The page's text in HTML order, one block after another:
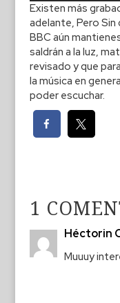
Existen más
adelante, Pero Sin
BBC aún
saldrán a la luz,
revisado y que
la música en
poder escuchar.
1
Héctorin
Muuuy